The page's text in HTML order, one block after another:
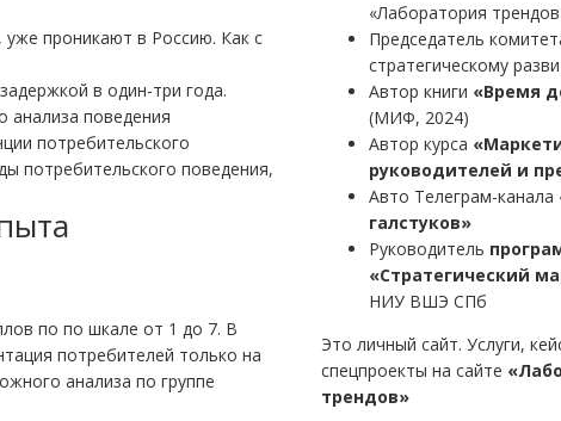
проникают в Россию. Как с
в один-три года.
анализа поведения
потребительского
потребительского поведения,
по по шкале от 1 до 7. В
потребителей только на
анализа по группе
«Лаборатория
Председатель
стратегическому
Автор книги «Время
(МИФ, 2024)
Автор курса
руководителей и
Авто Телеграм-канала
галстуков»
Руководитель
«Стратегический
НИУ ВШЭ СПб
Это личный сайт. Услуги,
спецпроекты на сайте
трендов»